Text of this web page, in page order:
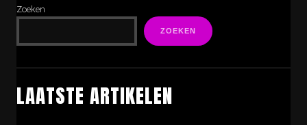
Zoeken
ZOEKEN
LAATSTE ARTIKELEN